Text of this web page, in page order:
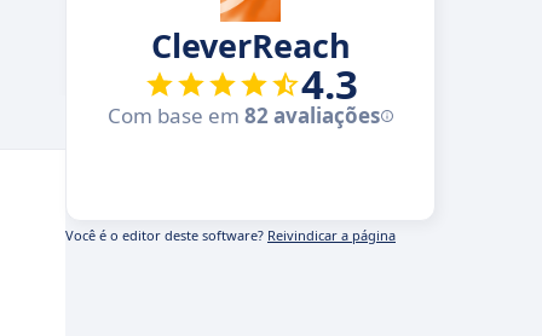
CleverReach
4.3
Com base em 82 avaliações
Você é o editor deste software? Reivindicar a página